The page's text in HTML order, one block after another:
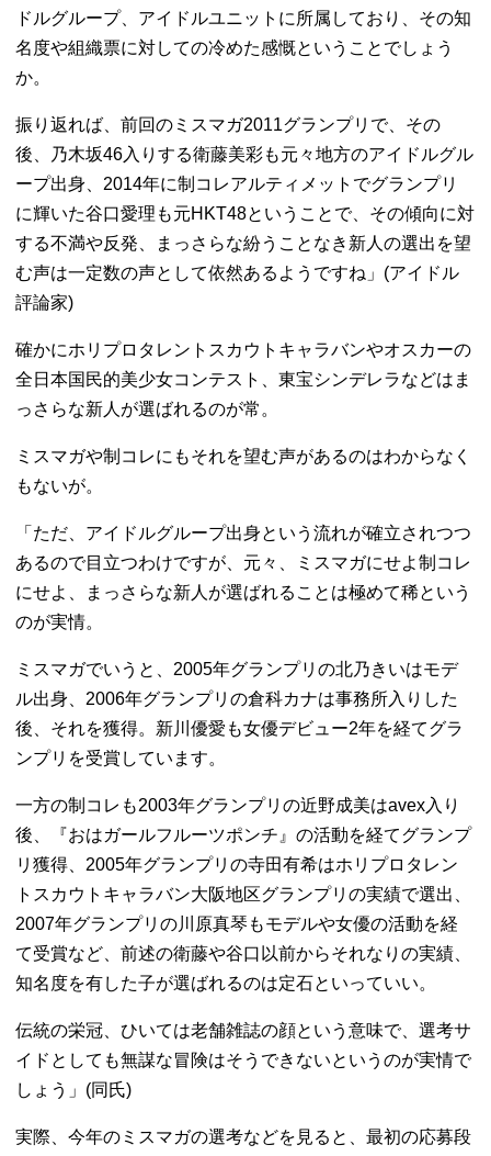
ドルグループ、アイドルユニットに所属しており、その知
名度や組織票に対しての冷めた感慨ということでしょう
か。
振り返れば、前回のミスマガ2011グランプリで、その
後、乃木坂46入りする衛藤美彩も元々地方のアイドルグル
ープ出身、2014年に制コレアルティメットでグランプリ
に輝いた谷口愛理も元HKT48ということで、その傾向に対
する不満や反発、まっさらな紛うことなき新人の選出を望
む声は一定数の声として依然あるようですね」(アイドル
評論家)
確かにホリプロタレントスカウトキャラバンやオスカーの
全日本国民的美少女コンテスト、東宝シンデレラなどはま
っさらな新人が選ばれるのが常。
ミスマガや制コレにもそれを望む声があるのはわからなく
もないが。
「ただ、アイドルグループ出身という流れが確立されつつ
あるので目立つわけですが、元々、ミスマガにせよ制コレ
にせよ、まっさらな新人が選ばれることは極めて稀という
のが実情。
ミスマガでいうと、2005年グランプリの北乃きいはモデ
ル出身、2006年グランプリの倉科カナは事務所入りした
後、それを獲得。新川優愛も女優デビュー2年を経てグラ
ンプリを受賞しています。
一方の制コレも2003年グランプリの近野成美はavex入り
後、『おはガールフルーツポンチ』の活動を経てグランプ
リ獲得、2005年グランプリの寺田有希はホリプロタレン
トスカウトキャラバン大阪地区グランプリの実績で選出、
2007年グランプリの川原真琴もモデルや女優の活動を経
て受賞など、前述の衛藤や谷口以前からそれなりの実績、
知名度を有した子が選ばれるのは定石といっていい。
伝統の栄冠、ひいては老舗雑誌の顔という意味で、選考サ
イドとしても無謀な冒険はそうできないというのが実情で
しょう」(同氏)
実際、今年のミスマガの選考などを見ると、最初の応募段